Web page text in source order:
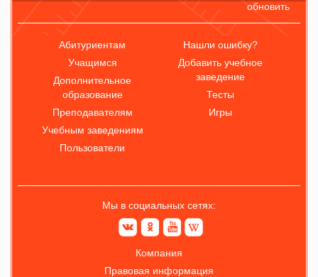
обновить
Абитуриентам
Учащимся
Дополнительное
образование
Преподавателям
Учебным заведениям
Пользователи
Нашли ошибку?
Добавить учебное
заведение
Тесты
Игры
Мы в социальных сетях:
Компания
Правовая информация